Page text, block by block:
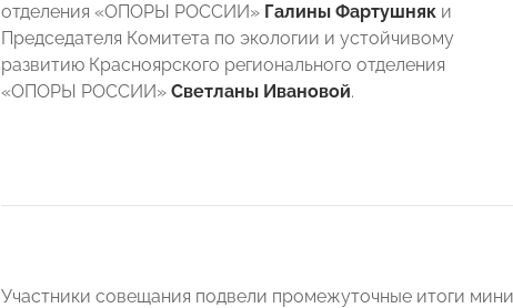
отделения «ОПОРЫ РОССИИ» Галины Фартушняк и
Председателя Комитета по экологии и устойчивому
развитию Красноярского регионального отделения
«ОПОРЫ РОССИИ» Светланы Ивановой.
Участники совещания подвели промежуточные итоги